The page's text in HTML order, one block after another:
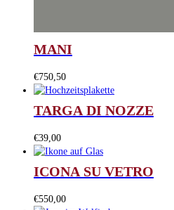
MANI
€750,50
TARGA DI NOZZE
€39,00
ICONA SU VETRO
€550,00